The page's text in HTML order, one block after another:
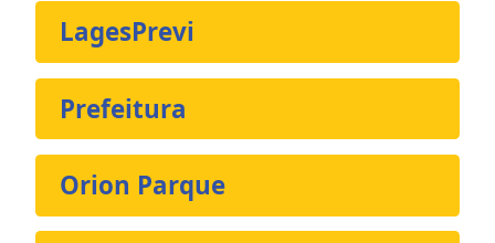
LagesPrevi
Prefeitura
Orion Parque